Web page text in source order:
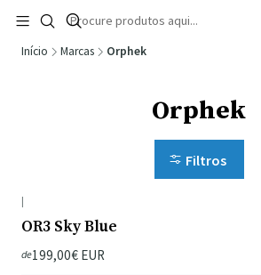
🚚 Portugal Continental: Portes Grátis desde
Ler mais
Início Marcas Orphek
Orphek
Filtros
|
OR3 Sky Blue
de199,00€ EUR